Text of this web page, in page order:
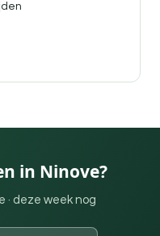
in Ninove?
· deze week nog